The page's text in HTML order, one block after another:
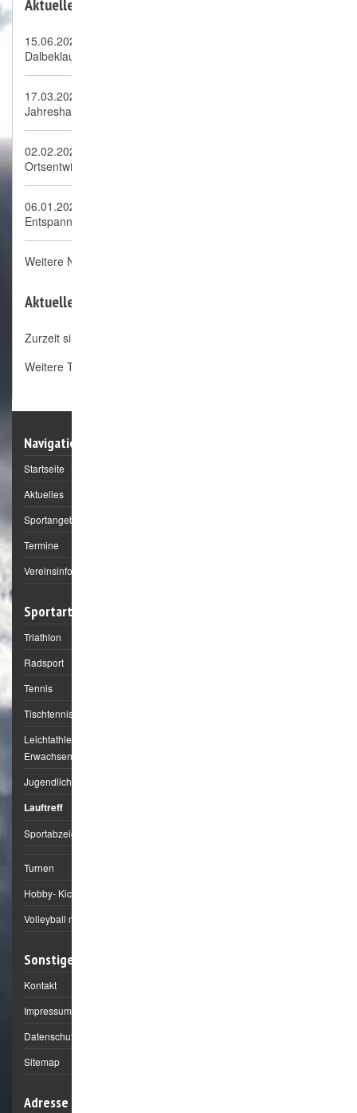
Aktuelle News:
15.06.2026
Dalbeklauf Börnsen, neue Auflage ein voller Erfolg!
17.03.2026
Jahreshauptversammlung 2026
02.02.2026
Ortsentwicklungskonzept OEK Börnsen
06.01.2026
Entspannung, autogenes Training
Weitere News
Aktuelle Termine:
Zurzeit sind keine Nachrichten vorhanden.
Weitere Termine
Navigation
Startseite
Aktuelles
Sportangebote
Termine
Vereinsinformation
Sportarten
Triathlon
Radsport
Tennis
Tischtennis
Leichtathletik
Erwachsene
Jugendliche
Lauftreff
Sportabzeichen
Turnen
Hobby- Kick
Volleyball mixed
Sonstiges
Kontakt
Impressum
Datenschutz
Sitemap
Adresse